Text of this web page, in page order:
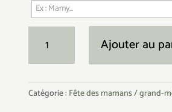
Planche
en
bois
Ajouter au
Catégorie : Fête des mamans / grand-